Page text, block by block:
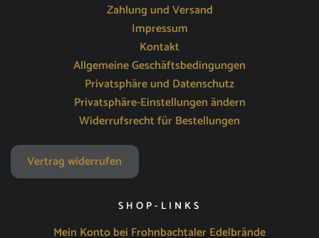
Zahlung und Versand
Impressum
Kontakt
Allgemeine Geschäftsbedingungen
Privatsphäre und Datenschutz
Privatsphäre-Einstellungen ändern
Widerrufsrecht für Bestellungen
Vertrag widerrufen
SHOP-LINKS
Mein Konto bei Frohnbachtaler Edelbrände